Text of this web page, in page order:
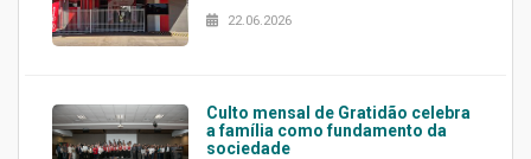
22.06.2026
Culto mensal de Gratidão celebra
a família como fundamento da
sociedade